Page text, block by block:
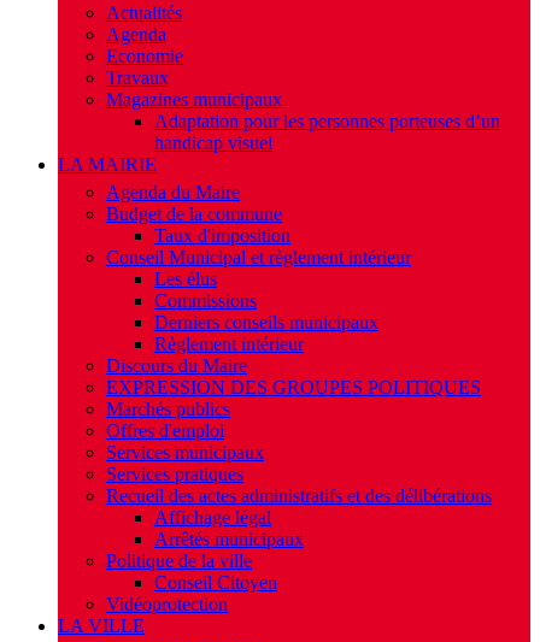
Actualités
Agenda
Economie
Travaux
Magazines municipaux
Adaptation pour les personnes porteuses d’un
handicap visuel
LA MAIRIE
Agenda du Maire
Budget de la commune
Taux d'imposition
Conseil Municipal et règlement intérieur
Les élus
Commissions
Derniers conseils municipaux
Règlement intérieur
Discours du Maire
EXPRESSION DES GROUPES POLITIQUES
Marchés publics
Offres d'emploi
Services municipaux
Services pratiques
Recueil des actes administratifs et des délibérations
Affichage légal
Arrêtés municipaux
Politique de la ville
Conseil Citoyen
Vidéoprotection
LA VILLE